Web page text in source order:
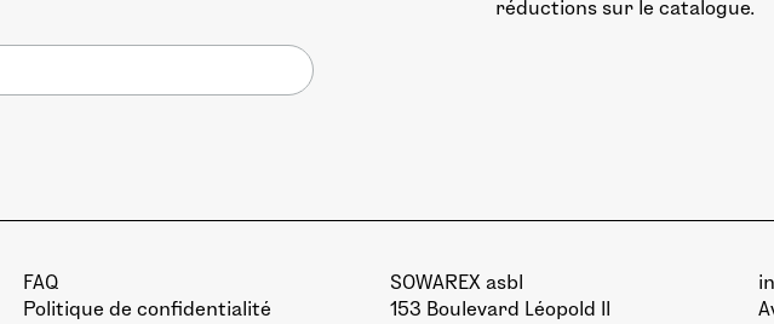
réductions sur le catalogue.
FAQ
Politique de confidentialité
SOWAREX asbl
153 Boulevard Léopold II